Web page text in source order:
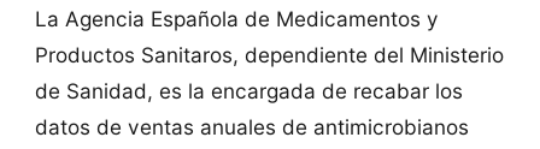
La Agencia Española de Medicamentos y
Productos Sanitaros, dependiente del Ministerio
de Sanidad, es la encargada de recabar los
datos de ventas anuales de antimicrobianos